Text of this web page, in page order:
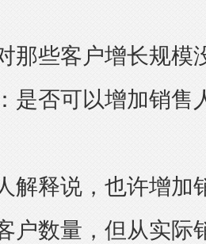
些客户增长规模
是否可以增加销售
释说，也许增加
户数量，但从实际